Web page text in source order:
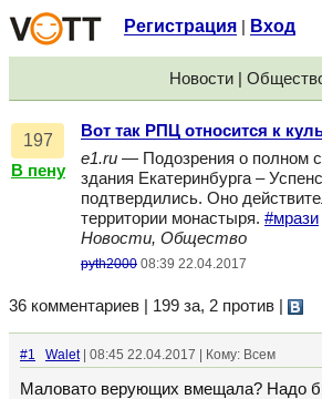
Регистрация Вход
Новости |
197
В пену
Вот так РПЦ относится к
e1.ru — Подозрения о полном
здания Екатеринбурга –
подтвердились. Оно
территории монастыря. #мрази
Новости, Общество
pyth2000 08:39 22.04.2017
36 комментариев | 199 за, 2 против
#1 Walet| 08:45 22.04.2017 | Кому: Всем
Маловато верующих вмещала? Надо